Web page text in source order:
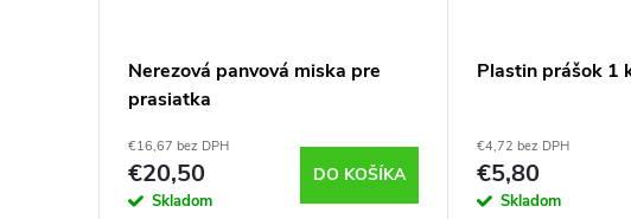
Nerezová panvová miska pre
prasiatka
€16,67 bez DPH
€20,50
Skladom
DO KOŠÍKA
Plastin prášok 1
€4,72 bez DPH
€5,80
Skladom